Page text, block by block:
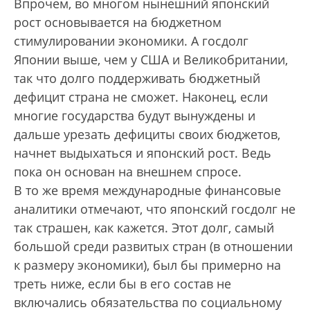
Впрочем, во многом нынешний японский
рост основывается на бюджетном
стимулировании экономики. А госдолг
Японии выше, чем у США и Великобритании,
так что долго поддерживать бюджетный
дефицит страна не сможет. Наконец, если
многие государства будут вынуждены и
дальше урезать дефициты своих бюджетов,
начнет выдыхаться и японский рост. Ведь
пока он основан на внешнем спросе.
В то же время международные финансовые
аналитики отмечают, что японский госдолг не
так страшен, как кажется. Этот долг, самый
большой среди развитых стран (в отношении
к размеру экономики), был бы примерно на
треть ниже, если бы в его состав не
включались обязательства по социальному